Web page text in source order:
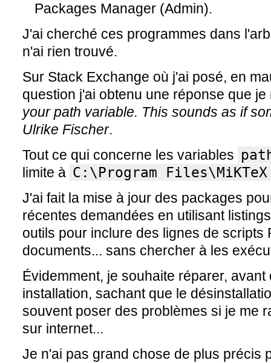
Packages Manager (Admin).
J'ai cherché ces programmes dans
n'ai rien trouvé.
Sur Stack Exchange où j'ai posé, en
question j'ai obtenu une réponse que
your path variable. This sounds as if
Ulrike Fischer.
Tout ce qui concerne les variables
limite à C:\Program
J'ai fait la mise à jour des packages
récentes demandées en utilisant
outils pour inclure des lignes de scripts
documents... sans chercher à les
Évidemment, je souhaite réparer,
installation, sachant que le
souvent poser des problèmes si je me
sur internet...
Je n'ai pas grand chose de plus précis